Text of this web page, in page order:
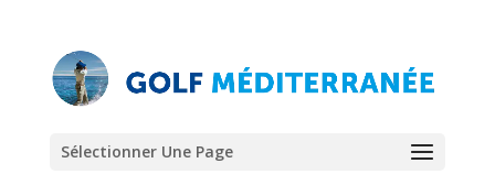
Sélectionner Une Page